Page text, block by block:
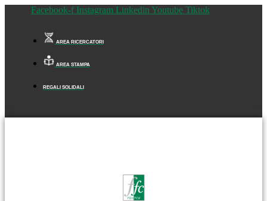
Facebook-f Instagram Linkedin Youtube Tiktok
AREA RICERCATORI
AREA STAMPA
REGALI SOLIDALI